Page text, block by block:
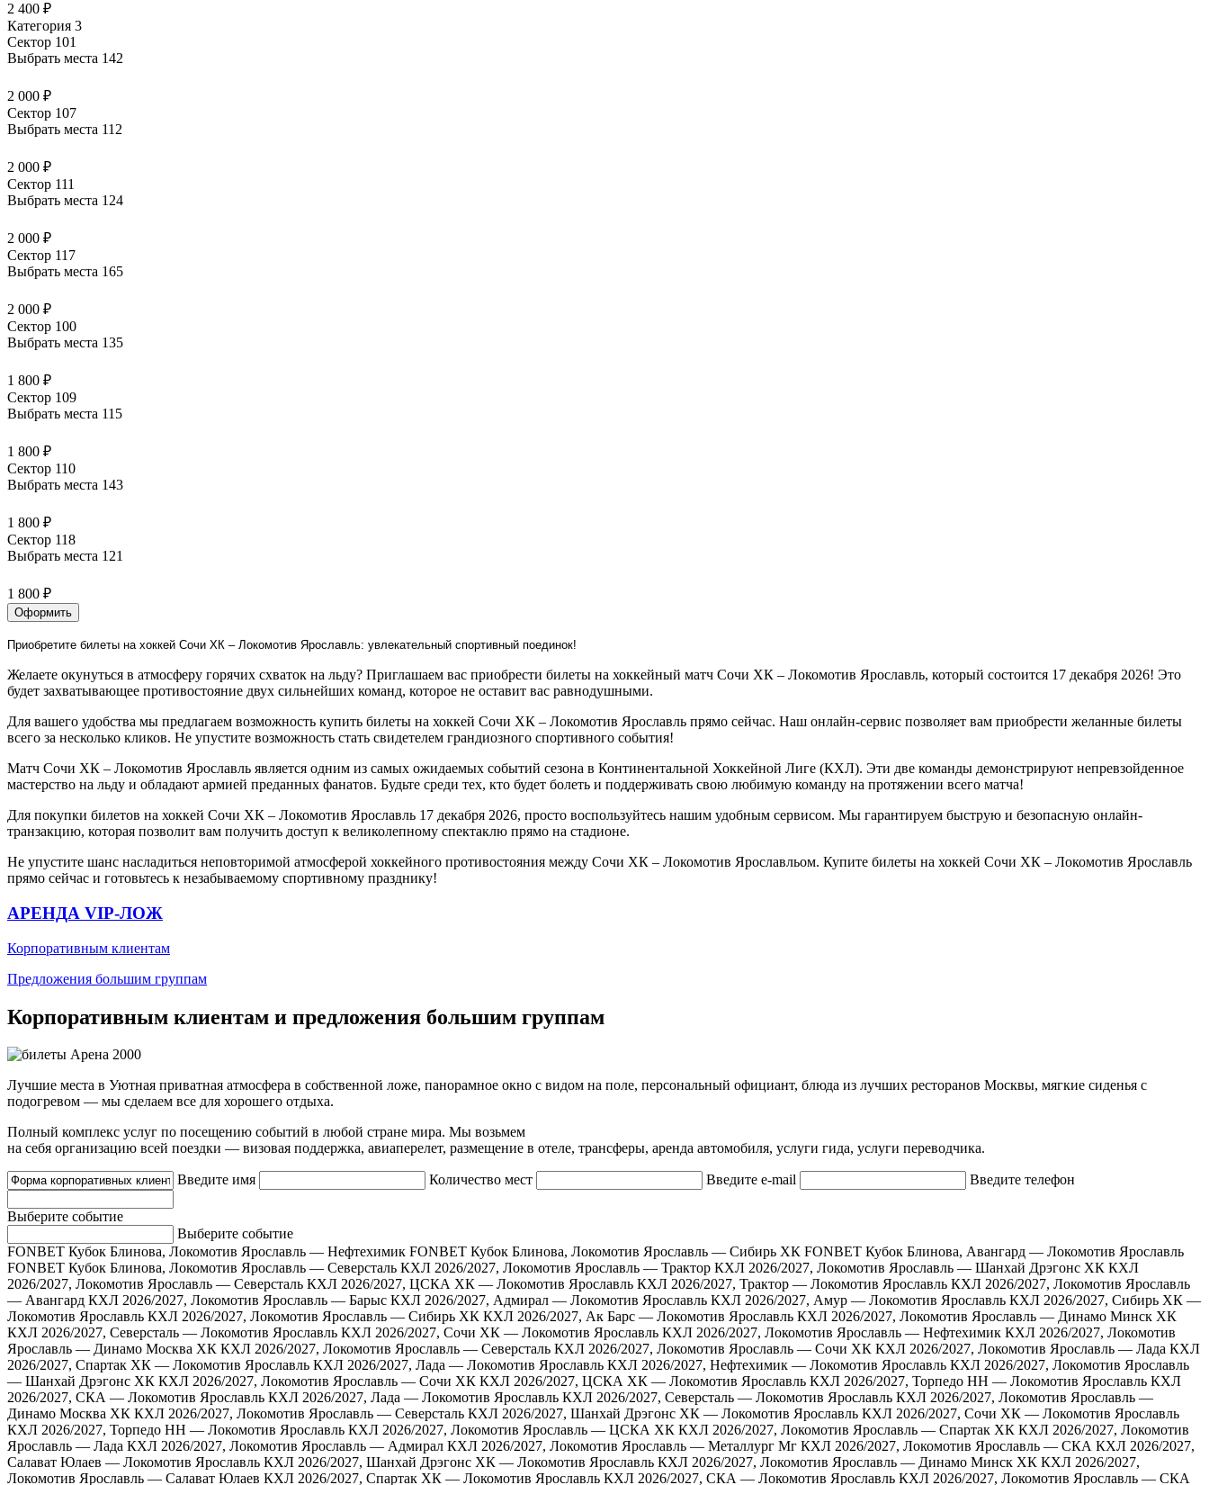
2 400 ₽
Категория 3
Сектор 101
Выбрать места 142
2 000 ₽
Сектор 107
Выбрать места 112
2 000 ₽
Сектор 111
Выбрать места 124
2 000 ₽
Сектор 117
Выбрать места 165
2 000 ₽
Сектор 100
Выбрать места 135
1 800 ₽
Сектор 109
Выбрать места 115
1 800 ₽
Сектор 110
Выбрать места 143
1 800 ₽
Сектор 118
Выбрать места 121
1 800 ₽
Оформить
Приобретите билеты на хоккей Сочи ХК – Локомотив Ярославль: увлекательный спортивный поединок!
Желаете окунуться в атмосферу горячих схваток на льду? Приглашаем вас приобрести билеты на хоккейный матч Сочи ХК – Локомотив Ярославль, который состоится 17 декабря 2026! Это
будет захватывающее противостояние двух сильнейших команд, которое не оставит вас равнодушными.
Для вашего удобства мы предлагаем возможность купить билеты на хоккей Сочи ХК – Локомотив Ярославль прямо сейчас. Наш онлайн-сервис позволяет вам приобрести желанные билеты
всего за несколько кликов. Не упустите возможность стать свидетелем грандиозного спортивного события!
Матч Сочи ХК – Локомотив Ярославль является одним из самых ожидаемых событий сезона в Континентальной Хоккейной Лиге (КХЛ). Эти две команды демонстрируют непревзойденное
мастерство на льду и обладают армией преданных фанатов. Будьте среди тех, кто будет болеть и поддерживать свою любимую команду на протяжении всего матча!
Для покупки билетов на хоккей Сочи ХК – Локомотив Ярославль 17 декабря 2026, просто воспользуйтесь нашим удобным сервисом. Мы гарантируем быструю и безопасную онлайн-
транзакцию, которая позволит вам получить доступ к великолепному спектаклю прямо на стадионе.
Не упустите шанс насладиться неповторимой атмосферой хоккейного противостояния между Сочи ХК – Локомотив Ярославльом. Купите билеты на хоккей Сочи ХК – Локомотив Ярославль
прямо сейчас и готовьтесь к незабываемому спортивному празднику!
АРЕНДА VIP-ЛОЖ
Корпоративным клиентам
Предложения большим группам
Корпоративным клиентам и предложения большим группам
Лучшие места в Уютная приватная атмосфера в собственной ложе, панорамное окно с видом на поле, персональный официант, блюда из лучших ресторанов Москвы, мягкие сиденья с
подогревом — мы сделаем все для хорошего отдыха.
Полный комплекс услуг по посещению событий в любой стране мира. Мы возьмем
на себя организацию всей поездки — визовая поддержка, авиаперелет, размещение в отеле, трансферы, аренда автомобиля, услуги гида, услуги переводчика.
Введите имя Количество мест Введите e-mail Введите телефон
Выберите событие
Выберите событие
FONBET Кубок Блинова, Локомотив Ярославль — Нефтехимик FONBET Кубок Блинова, Локомотив Ярославль — Сибирь ХК FONBET Кубок Блинова, Авангард — Локомотив Ярославль
FONBET Кубок Блинова, Локомотив Ярославль — Северсталь КХЛ 2026/2027, Локомотив Ярославль — Трактор КХЛ 2026/2027, Локомотив Ярославль — Шанхай Дрэгонс ХК КХЛ
2026/2027, Локомотив Ярославль — Северсталь КХЛ 2026/2027, ЦСКА ХК — Локомотив Ярославль КХЛ 2026/2027, Трактор — Локомотив Ярославль КХЛ 2026/2027, Локомотив Ярославль
— Авангард КХЛ 2026/2027, Локомотив Ярославль — Барыс КХЛ 2026/2027, Адмирал — Локомотив Ярославль КХЛ 2026/2027, Амур — Локомотив Ярославль КХЛ 2026/2027, Сибирь ХК —
Локомотив Ярославль КХЛ 2026/2027, Локомотив Ярославль — Сибирь ХК КХЛ 2026/2027, Ак Барс — Локомотив Ярославль КХЛ 2026/2027, Локомотив Ярославль — Динамо Минск ХК
КХЛ 2026/2027, Северсталь — Локомотив Ярославль КХЛ 2026/2027, Сочи ХК — Локомотив Ярославль КХЛ 2026/2027, Локомотив Ярославль — Нефтехимик КХЛ 2026/2027, Локомотив
Ярославль — Динамо Москва ХК КХЛ 2026/2027, Локомотив Ярославль — Северсталь КХЛ 2026/2027, Локомотив Ярославль — Сочи ХК КХЛ 2026/2027, Локомотив Ярославль — Лада КХЛ
2026/2027, Спартак ХК — Локомотив Ярославль КХЛ 2026/2027, Лада — Локомотив Ярославль КХЛ 2026/2027, Нефтехимик — Локомотив Ярославль КХЛ 2026/2027, Локомотив Ярославль
— Шанхай Дрэгонс ХК КХЛ 2026/2027, Локомотив Ярославль — Сочи ХК КХЛ 2026/2027, ЦСКА ХК — Локомотив Ярославль КХЛ 2026/2027, Торпедо НН — Локомотив Ярославль КХЛ
2026/2027, СКА — Локомотив Ярославль КХЛ 2026/2027, Лада — Локомотив Ярославль КХЛ 2026/2027, Северсталь — Локомотив Ярославль КХЛ 2026/2027, Локомотив Ярославль —
Динамо Москва ХК КХЛ 2026/2027, Локомотив Ярославль — Северсталь КХЛ 2026/2027, Шанхай Дрэгонс ХК — Локомотив Ярославль КХЛ 2026/2027, Сочи ХК — Локомотив Ярославль
КХЛ 2026/2027, Торпедо НН — Локомотив Ярославль КХЛ 2026/2027, Локомотив Ярославль — ЦСКА ХК КХЛ 2026/2027, Локомотив Ярославль — Спартак ХК КХЛ 2026/2027, Локомотив
Ярославль — Лада КХЛ 2026/2027, Локомотив Ярославль — Адмирал КХЛ 2026/2027, Локомотив Ярославль — Металлург Мг КХЛ 2026/2027, Локомотив Ярославль — СКА КХЛ 2026/2027,
Салават Юлаев — Локомотив Ярославль КХЛ 2026/2027, Шанхай Дрэгонс ХК — Локомотив Ярославль КХЛ 2026/2027, Локомотив Ярославль — Динамо Минск ХК КХЛ 2026/2027,
Локомотив Ярославль — Салават Юлаев КХЛ 2026/2027, Спартак ХК — Локомотив Ярославль КХЛ 2026/2027, СКА — Локомотив Ярославль КХЛ 2026/2027, Локомотив Ярославль — СКА